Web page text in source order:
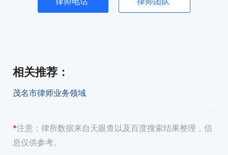
相关推荐 ：
茂名市律师业务领域
*注意： 律所数据来自天眼查以及百度搜索结果整理，信
息仅供参考。